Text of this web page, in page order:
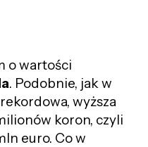
o wartości
. Podobnie, jak w
wyższa
koron, czyli
euro. Co w